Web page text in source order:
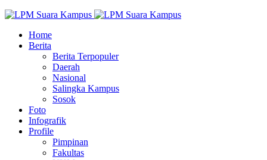
Home
Berita
Berita Terpopuler
Daerah
Nasional
Salingka Kampus
Sosok
Foto
Infografik
Profile
Pimpinan
Fakultas